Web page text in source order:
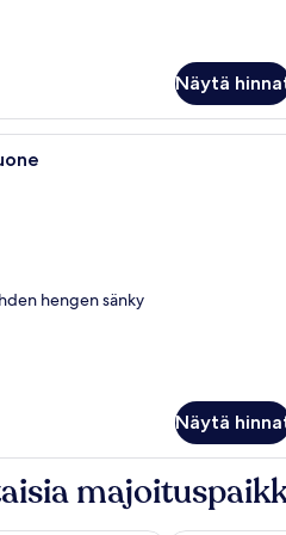
Näytä
Hotellihuone, jossa on kaksi
hengen sänky
Näytä